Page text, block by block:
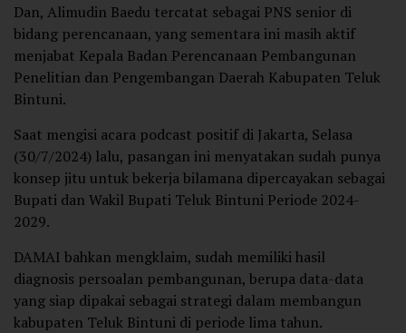
Dan, Alimudin Baedu tercatat sebagai PNS senior di
bidang perencanaan, yang sementara ini masih aktif
menjabat Kepala Badan Perencanaan Pembangunan
Penelitian dan Pengembangan Daerah Kabupaten Teluk
Bintuni.
Saat mengisi acara podcast positif di Jakarta, Selasa
(30/7/2024) lalu, pasangan ini menyatakan sudah punya
konsep jitu untuk bekerja bilamana dipercayakan sebagai
Bupati dan Wakil Bupati Teluk Bintuni Periode 2024-
2029.
DAMAI bahkan mengklaim, sudah memiliki hasil
diagnosis persoalan pembangunan, berupa data-data
yang siap dipakai sebagai strategi dalam membangun
kabupaten Teluk Bintuni di periode lima tahun.